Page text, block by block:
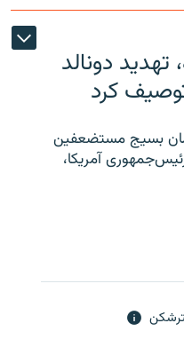
دونالد
کرد
بسیج مستضعفین
آمریکا،